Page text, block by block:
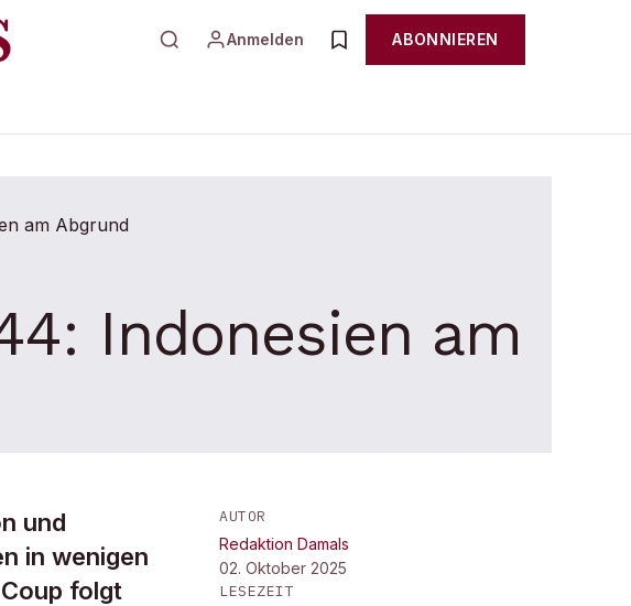
Anmelden ABONNIEREN
Indonesien am
und
in wenigen
folgt
AUTOR
Redaktion Damals
02. Oktober 2025
LESEZEIT